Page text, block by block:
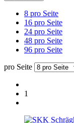
8 pro Seite
16 pro Seite
24 pro Seite
48 pro Seite
96 pro Seite
pro Seite
1